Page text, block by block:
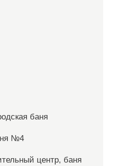
баня
№4
центр, баня